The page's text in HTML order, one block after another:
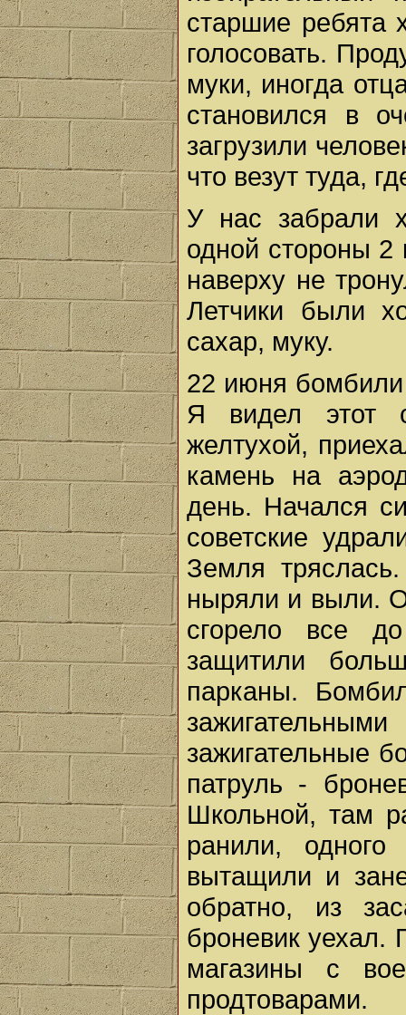
старшие ребята
голосовать.
муки, иногда
становился в
загрузили
что везут туда,
У нас забрали
одной стороны 2
наверху не
Летчики были
сахар, муку.
22 июня бомбили
Я видел этот
желтухой,
камень на
день. Начался
советские
Земля
ныряли и выли.
сгорело все
защитили
парканы.
зажигательные
патруль -
Школьной, там
ранили,
вытащили и
обратно, из
броневик уехал.
магазины с
продтоварами.